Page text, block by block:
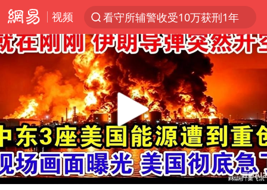
视频
看守所辅警收受10万获刑1年
以“新”破局 首发经济点亮城市消费活力
佛得角门将亮相智利俱乐部主场
陈熠叫医疗暂停被驳回 带伤遭逆转
深圳地面沉降致车辆损坏系谣言
多地要求领导干部带头休假
今年已有4位周星驰电影配角去世
Play
00:00 10:29